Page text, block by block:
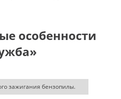
особенности
зажигания бензопилы.